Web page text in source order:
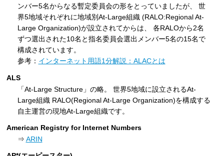
ンバー5名からなる暫定委員会の形をとっていましたが、 世
界5地域それぞれに地域別At-Large組織 (RALO:Regional At-
Large Organization)が設立されてからは、 各RALOから2名
ずつ選出された10名と指名委員会選出メンバー5名の15名で
構成されています。
参考： インターネット用語1分解説：ALACとは
ALS
「At-Large Structure」の略。 世界5地域に設立されるAt-
Large組織 RALO(Regional At-Large Organization)を構成する
自主運営の現地At-Large組織です。
American Registry for Internet Numbers
⇒ ARIN